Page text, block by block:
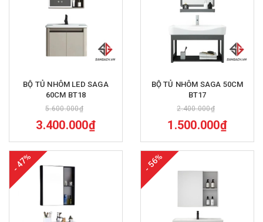
BỘ TỦ NHÔM LED SAGA
60CM BT18
5.600.000₫
3.400.000₫
BỘ TỦ NHÔM SAGA 50CM
BT17
2.400.000₫
1.500.000₫
- 47% - 56%